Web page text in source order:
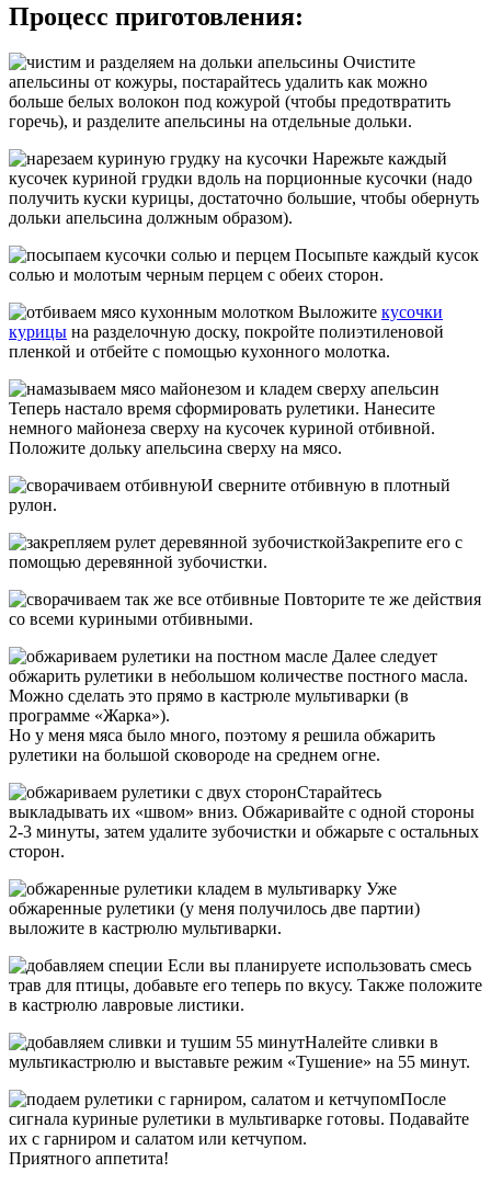
Процесс приготовления:
Очистите
апельсины от кожуры, постарайтесь удалить как можно
больше белых волокон под кожурой (чтобы предотвратить
горечь), и разделите апельсины на отдельные дольки.
Нарежьте каждый
кусочек куриной грудки вдоль на порционные кусочки (надо
получить куски курицы, достаточно большие, чтобы обернуть
дольки апельсина должным образом).
Посыпьте каждый кусок
солью и молотым черным перцем с обеих сторон.
Выложите кусочки
курицы на разделочную доску, покройте полиэтиленовой
пленкой и отбейте с помощью кухонного молотка.
Теперь настало время сформировать рулетики. Нанесите
немного майонеза сверху на кусочек куриной отбивной.
Положите дольку апельсина сверху на мясо.
И сверните отбивную в плотный
рулон.
Закрепите его с
помощью деревянной зубочистки.
Повторите те же действия
со всеми куриными отбивными.
Далее следует
обжарить рулетики в небольшом количестве постного масла.
Можно сделать это прямо в кастрюле мультиварки (в
программе «Жарка»).
Но у меня мяса было много, поэтому я решила обжарить
рулетики на большой сковороде на среднем огне.
Старайтесь
выкладывать их «швом» вниз. Обжаривайте с одной стороны
2-3 минуты, затем удалите зубочистки и обжарьте с остальных
сторон.
Уже
обжаренные рулетики (у меня получилось две партии)
выложите в кастрюлю мультиварки.
Если вы планируете использовать смесь
трав для птицы, добавьте его теперь по вкусу. Также положите
в кастрюлю лавровые листики.
Налейте сливки в
мультикастрюлю и выставьте режим «Тушение» на 55 минут.
После
сигнала куриные рулетики в мультиварке готовы. Подавайте
их с гарниром и салатом или кетчупом.
Приятного аппетита!